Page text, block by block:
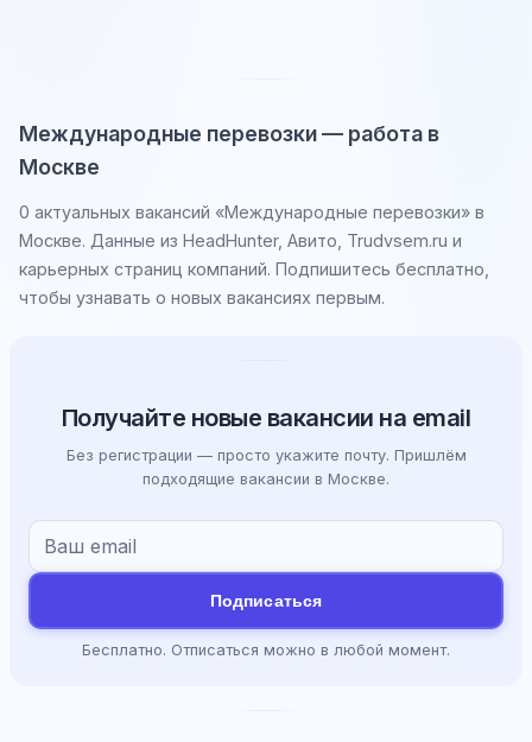
Международные перевозки — работа в
Москве
0 актуальных вакансий «Международные перевозки» в
Москве. Данные из HeadHunter, Авито, Trudvsem.ru и
карьерных страниц компаний. Подпишитесь бесплатно,
чтобы узнавать о новых вакансиях первым.
Получайте новые вакансии на email
Без регистрации — просто укажите почту. Пришлём
подходящие вакансии в Москве.
Подписаться
Бесплатно. Отписаться можно в любой момент.